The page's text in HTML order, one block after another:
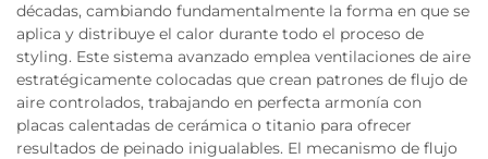
décadas, cambiando fundamentalmente la forma en que se
aplica y distribuye el calor durante todo el proceso de
styling. Este sistema avanzado emplea ventilaciones de aire
estratégicamente colocadas que crean patrones de flujo de
aire controlados, trabajando en perfecta armonía con
placas calentadas de cerámica o titanio para ofrecer
resultados de peinado inigualables. El mecanismo de flujo